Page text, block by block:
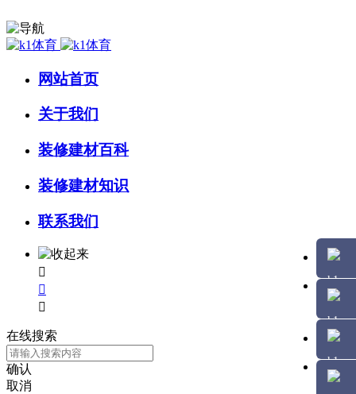
网站首页
关于我们
装修建材百科
装修建材知识
联系我们



在线搜索
确认
取消